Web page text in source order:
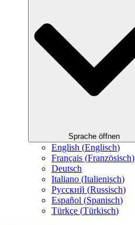
Sprache öffnen
English (Englisch)
Français (Französisch)
Deutsch
Italiano (Italienisch)
Русский (Russisch)
Español (Spanisch)
Türkçe (Türkisch)